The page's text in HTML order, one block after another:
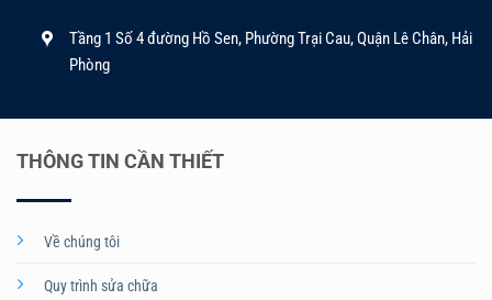
Tầng 1 Số 4 đường Hồ Sen, Phường Trại Cau, Quận Lê Chân, Hải
Phòng
THÔNG TIN CẦN THIẾT
Về chúng tôi
Quy trình sửa chữa